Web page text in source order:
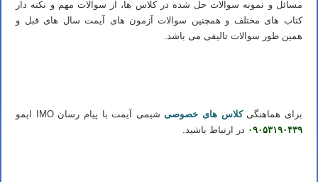
مسائل و نمونه سوالات حل شده در کلاس ها، از سوالات مهم و نکته دار
کتاب های مختلف و همچنین سوالات آزمون های آیمت سال های قبل و
همین طور سوالات تالیفی می باشد.
برای هماهنگیکلاس های خصوصیشیمی آیمت با پیام رسان IMO ایمو
۰۹۰۵۳۱۹۰۴۳۹ در ارتباط باشید.